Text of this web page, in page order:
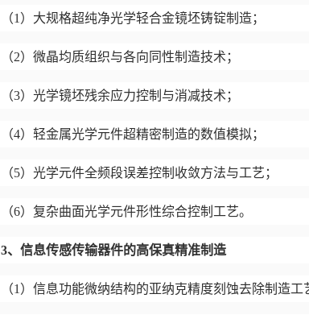
（1）大规格超纯净光学轻合金镜坯铸锭制造；
（2）微晶均质组织与各向同性制造技术；
（3）光学镜坯残余应力控制与消减技术；
（4）轻金属光学元件超精密制造的数值模拟；
（5）光学元件全频段误差控制收敛方法与工艺；
（6）复杂曲面光学元件形性综合控制工艺。
3、 信息传感传输器件的高保真精准制造
（1）信息功能微纳结构的亚纳克精度刻蚀去除制造工